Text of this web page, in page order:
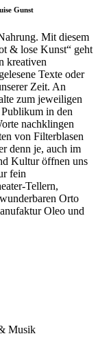
Gunst
Mit diesem
& lose Kunst“ geht
kreativen
Texte oder
Zeit. An
zum jeweiligen
in den
nachklingen
von Filterblasen
denn je, auch im
Kultur öffnen uns
fein
Tellern,
Orto
Oleo und
Musik